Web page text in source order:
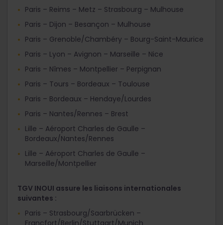
Paris – Reims – Metz – Strasbourg – Mulhouse
Paris – Dijon – Besançon – Mulhouse
Paris – Grenoble/Chambéry – Bourg-Saint-Maurice
Paris – Lyon – Avignon – Marseille – Nice
Paris – Nîmes – Montpellier – Perpignan
Paris – Tours – Bordeaux – Toulouse
Paris – Bordeaux – Hendaye/Lourdes
Paris – Nantes/Rennes – Brest
Lille – Aéroport Charles de Gaulle –
Bordeaux/Nantes/Rennes
Lille – Aéroport Charles de Gaulle –
Marseille/Montpellier
TGV INOUI assure les liaisons internationales
suivantes :
Paris – Strasbourg/Saarbrücken –
Francfort/Berlin/Stuttgart/Munich